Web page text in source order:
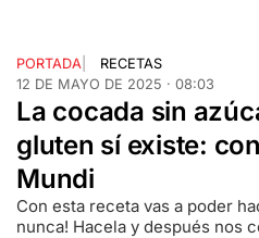
PORTADA
RECETAS
12 DE MAYO DE 2025 · 08:03
La cocada sin
gluten sí existe:
Mundi
Con esta receta vas a poder
nunca! Hacela y después nos